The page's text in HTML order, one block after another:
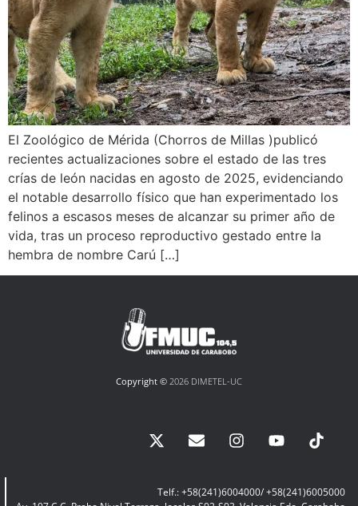
El Zoológico de Mérida (Chorros de Millas )publicó
recientes actualizaciones sobre el estado de las tres
crías de león nacidas en agosto de 2025, evidenciando
el notable desarrollo físico que han experimentado los
felinos a escasos meses de alcanzar su primer año de
vida, tras un proceso reproductivo gestado entre la
hembra de nombre Carú […]
Copyright © 2026 DIMETEL-UC
Telf.: +58(241)6004000/ +58(241)6005000